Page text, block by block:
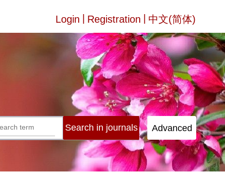
Login Registration 中文(简体)